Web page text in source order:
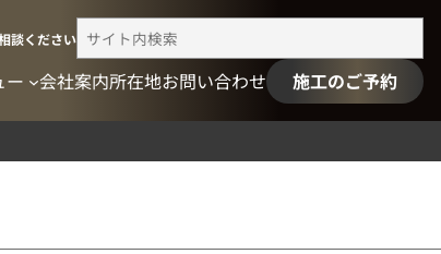
談ください検
索
ー 会社案内所在地お問い合わせ 施工のご予約